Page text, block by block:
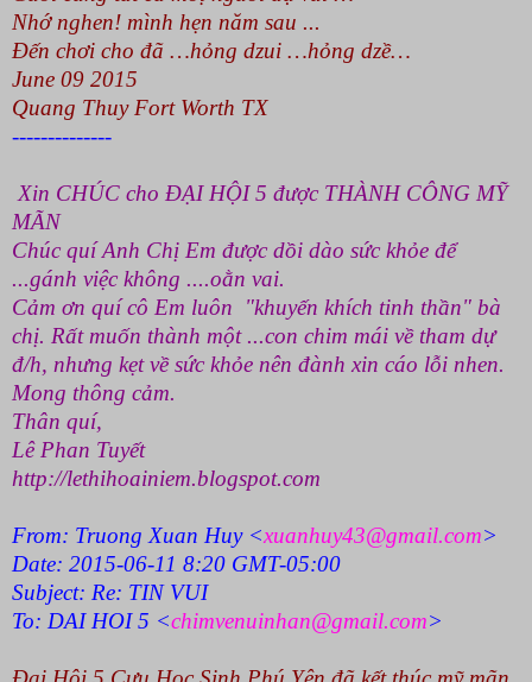
Nhớ nghen! mình hẹn năm sau ...
Đến chơi cho đã …hỏng dzui …hỏng dzề…
June 09 2015
Quang Thuy Fort Worth TX
--------------
Xin CHÚC cho ĐẠI HỘI 5 được THÀNH CÔNG MỸ
MÃN
Chúc quí Anh Chị Em được dồi dào sức khỏe để
...gánh việc không ....oằn vai.
Cảm ơn quí cô Em luôn "khuyến khích tinh thần" bà
chị. Rất muốn thành một ...con chim mái về tham dự
đ/h, nhưng kẹt về sức khỏe nên đành xin cáo lỗi nhen.
Mong thông cảm.
Thân quí,
Lê Phan Tuyết
http://lethihoainiem.blogspot.com
From: Truong Xuan Huy <xuanhuy43@gmail.com>
Date: 2015-06-11 8:20 GMT-05:00
Subject: Re: TIN VUI
To: DAI HOI 5 <chimvenuinhan@gmail.com>